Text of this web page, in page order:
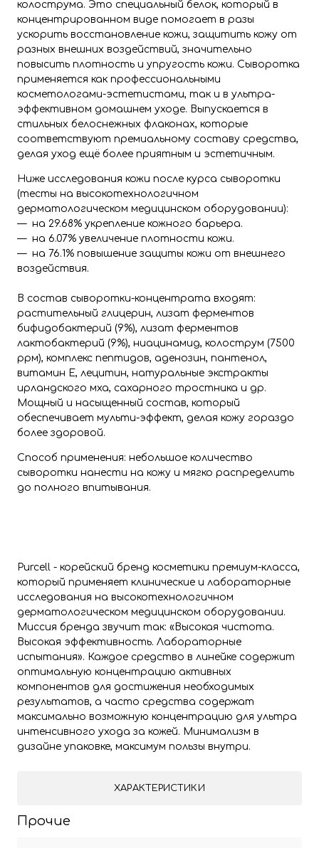
колострума. Это специальный белок, который в
концентрированном виде помогает в разы
ускорить восстановление кожи, защитить кожу от
разных внешних воздействий, значительно
повысить плотность и упругость кожи. Сыворотка
применяется как профессиональными
косметологами-эстетистами, так и в ультра-
эффективном домашнем уходе. Выпускается в
стильных белоснежных флаконах, которые
соответствуют премиальному составу средства,
делая уход ещё более приятным и эстетичным.
Ниже исследования кожи после курса сыворотки
(тесты на высокотехнологичном
дерматологическом медицинском оборудовании):
— на 29.68% укрепление кожного барьера.
— на 6.07% увеличение плотности кожи.
— на 76.1% повышение защиты кожи от внешнего
воздействия.
В состав сыворотки-концентрата входят:
растительный глицерин, лизат ферментов
бифидобактерий (9%), лизат ферментов
лактобактерий (9%), ниацинамид, колострум (7500
ррм), комплекс пептидов, аденозин, пантенол,
витамин Е, лецитин, натуральные экстракты
ирландского мха, сахарного тростника и др.
Мощный и насыщенный состав, который
обеспечивает мульти-эффект, делая кожу гораздо
более здоровой.
Способ применения: небольшое количество
сыворотки нанести на кожу и мягко распределить
до полного впитывания.
Purcell - корейский бренд косметики премиум-класса,
который применяет клинические и лабораторные
исследования на высокотехнологичном
дерматологическом медицинском оборудовании.
Миссия бренда звучит так: «Высокая чистота.
Высокая эффективность. Лабораторные
испытания». Каждое средство в линейке содержит
оптимальную концентрацию активных
компонентов для достижения необходимых
результатов, а часто средства содержат
максимально возможную концентрацию для ультра
интенсивного ухода за кожей. Минимализм в
дизайне упаковке, максимум пользы внутри.
ХАРАКТЕРИСТИКИ
Прочие